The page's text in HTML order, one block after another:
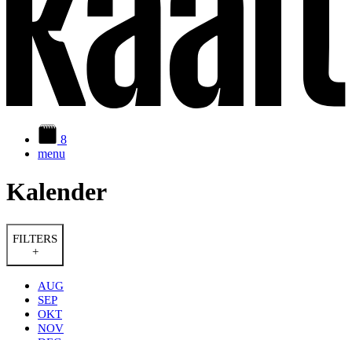
8
menu
Kalender
FILTERS
+
AUG
SEP
OKT
NOV